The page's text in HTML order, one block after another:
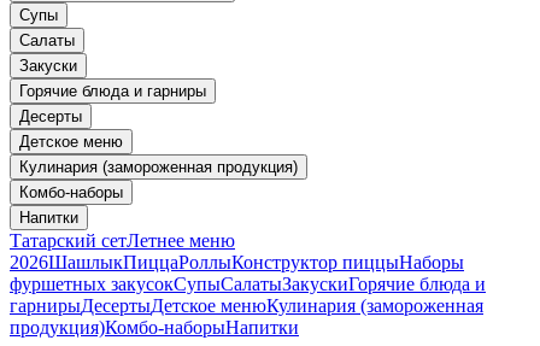
Супы
Салаты
Закуски
Горячие блюда и гарниры
Десерты
Детское меню
Кулинария (замороженная продукция)
Комбо-наборы
Напитки
Татарский сетЛетнее меню
2026ШашлыкПиццаРоллыКонструктор пиццыНаборы
фуршетных закусокСупыСалатыЗакускиГорячие блюда и
гарнирыДесертыДетское менюКулинария (замороженная
продукция)Комбо-наборыНапитки